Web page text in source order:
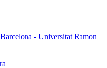
- Universitat Ramon